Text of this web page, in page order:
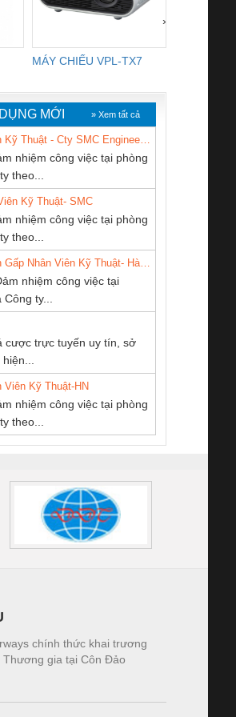
MÁY CHIẾU VPL-TX7
›
sát chuỗi
pin
16I+
Bộ giám sát dòng
TRANSCLINIC 16I+
(2008130000)
lưu nguồn
1K5.4
Giá
Nẹp nhôm chống
trơn Đà Nẵng
TY CỔ
DÂY VÀ
ĐIỆN
ĐÌNH
CÔNG TY TNHH
SUPPLY
LTD
THƯƠNG MẠI
GIA HƯNG PHÁT
MỚI » Xem tất cả
nhiệm công việc tại phòng
theo...
Kỹ Thuật- SMC
nhiệm công việc tại phòng
theo...
nhiệm công việc tại
ty...
cược trực tuyến uy tín, sở
Viên Kỹ Thuật-HN
nhiệm công việc tại phòng
theo...
chính thức khai trương
Thương gia tại Côn Đảo